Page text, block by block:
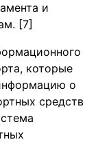
и
[7]
которые
о
средств